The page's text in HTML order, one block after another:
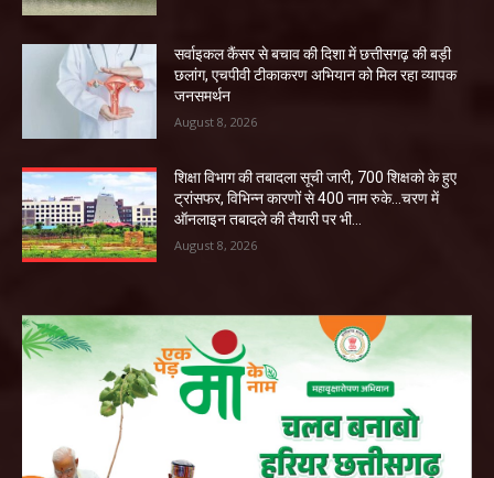
सर्वाइकल कैंसर से बचाव की दिशा में छत्तीसगढ़ की बड़ी
छलांग, एचपीवी टीकाकरण अभियान को मिल रहा व्यापक
जनसमर्थन
August 8, 2026
शिक्षा विभाग की तबादला सूची जारी, 700 शिक्षको के हुए
ट्रांसफर, विभिन्न कारणों से 400 नाम रुके…चरण में
ऑनलाइन तबादले की तैयारी पर भी...
August 8, 2026